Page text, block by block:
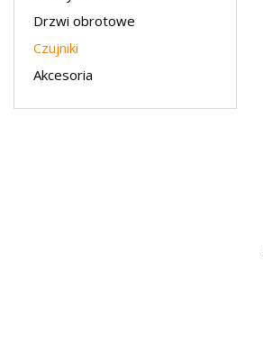
Drzwi obrotowe
Czujniki
Akcesoria